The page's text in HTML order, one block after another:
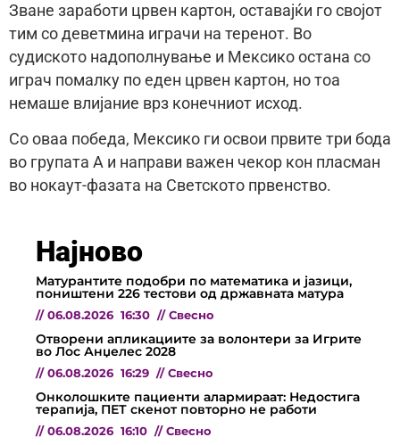
Зване заработи црвен картон, оставајќи го својот
тим со деветмина играчи на теренот. Во
судиското надополнување и Мексико остана со
играч помалку по еден црвен картон, но тоа
немаше влијание врз конечниот исход.
Со оваа победа, Мексико ги освои првите три бода
во групата А и направи важен чекор кон пласман
во нокаут-фазата на Светското првенство.
Најново
Матурантите подобри по математика и јазици,
поништени 226 тестови од државната матура
// 06.08.2026 16:30 // Свесно
Отворени апликациите за волонтери за Игрите
во Лос Анџелес 2028
// 06.08.2026 16:29 // Свесно
Онколошките пациенти алармираат: Недостига
терапија, ПЕТ скенот повторно не работи
// 06.08.2026 16:10 // Свесно